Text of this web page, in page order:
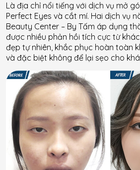
Là địa chỉ nổi tiếng với dịch vụ mở
Perfect Eyes và cắt mí. Hai dịch vụ
Beauty Center – By Tấm áp dụng
được nhiều phản hồi tích cực từ
đẹp tự nhiên, khắc phục hoàn toàn
và đặc biệt không để lại sẹo cho